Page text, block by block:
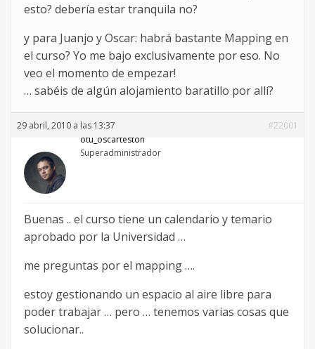
esto? debería estar tranquila no?
y para Juanjo y Oscar: habrá bastante Mapping en
el curso? Yo me bajo exclusivamente por eso. No
veo el momento de empezar!
… sabéis de algún alojamiento baratillo por allí?
29 abril, 2010 a las 13:37
#22001
otu_oscarteston
Superadministrador
Buenas .. el curso tiene un calendario y temario
aprobado por la Universidad …
me preguntas por el mapping ….
estoy gestionando un espacio al aire libre para
poder trabajar … pero … tenemos varias cosas que
solucionar..